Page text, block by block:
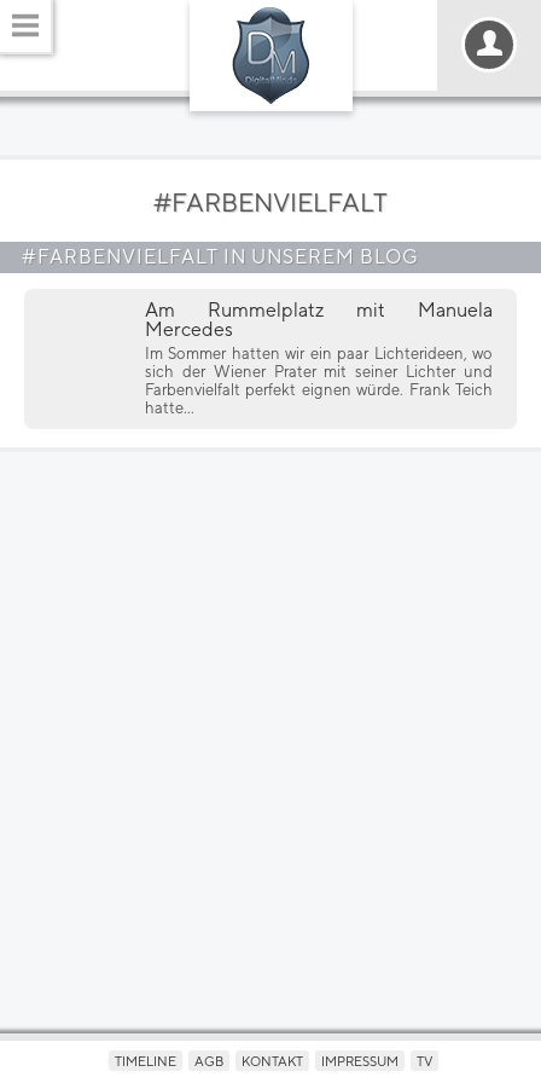
#FARBENVIELFALT
#FARBENVIELFALT IN UNSEREM BLOG
Am Rummelplatz mit Manuela
Mercedes
Im Sommer hatten wir ein paar Lichterideen, wo
sich der Wiener Prater mit seiner Lichter und
Farbenvielfalt perfekt eignen würde. Frank Teich
hatte...
TIMELINE AGB KONTAKT IMPRESSUM TV